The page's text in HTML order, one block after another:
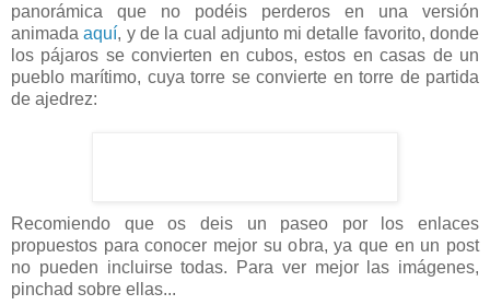
panorámica que no podéis perderos en una versión
animadaaquí, y de la cual adjunto mi detalle favorito, donde
los pájaros se convierten en cubos, estos en casas de un
pueblo marítimo, cuya torre se convierte en torre de partida
de ajedrez:
Recomiendo que os deis un paseo por los enlaces
propuestos para conocer mejor su obra, ya que en un post
no pueden incluirse todas. Para ver mejor las imágenes,
pinchad sobre ellas...